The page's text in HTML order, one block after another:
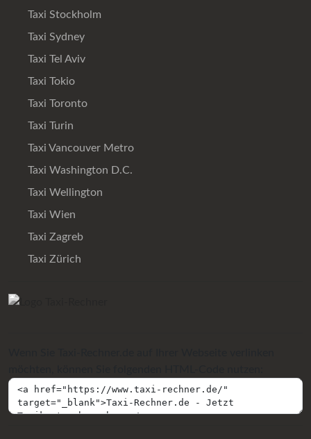
Taxi Stockholm
Taxi Sydney
Taxi Tel Aviv
Taxi Tokio
Taxi Toronto
Taxi Turin
Taxi Vancouver Metro
Taxi Washington D.C.
Taxi Wellington
Taxi Wien
Taxi Zagreb
Taxi Zürich